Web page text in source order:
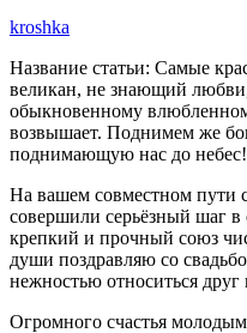
kroshka
Название статьи: Самые
великан, не знающий любви,
обыкновенному
возвышает. Поднимем же
поднимающую нас до небес!
На вашем совместном
совершили серьёзный шаг в
крепкий и прочный союз
души поздравляю со
нежностью относиться друг
Огромного счастья